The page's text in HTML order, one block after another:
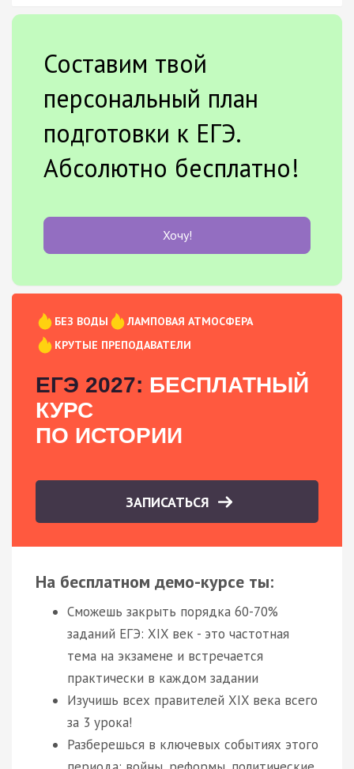
Составим твой
персональный план
подготовки к ЕГЭ.
Абсолютно бесплатно!
Хочу!
БЕЗ ВОДЫ
ЛАМПОВАЯ АТМОСФЕРА
КРУТЫЕ ПРЕПОДАВАТЕЛИ
ЕГЭ 2027: БЕСПЛАТНЫЙ
КУРС
ПО ИСТОРИИ
ЗАПИСАТЬСЯ
На бесплатном демо-курсе ты:
Сможешь закрыть порядка 60-70%
заданий ЕГЭ: XIX век - это частотная
тема на экзамене и встречается
практически в каждом задании
Изучишь всех правителей XIX века всего
за 3 урока!
Разберешься в ключевых событиях этого